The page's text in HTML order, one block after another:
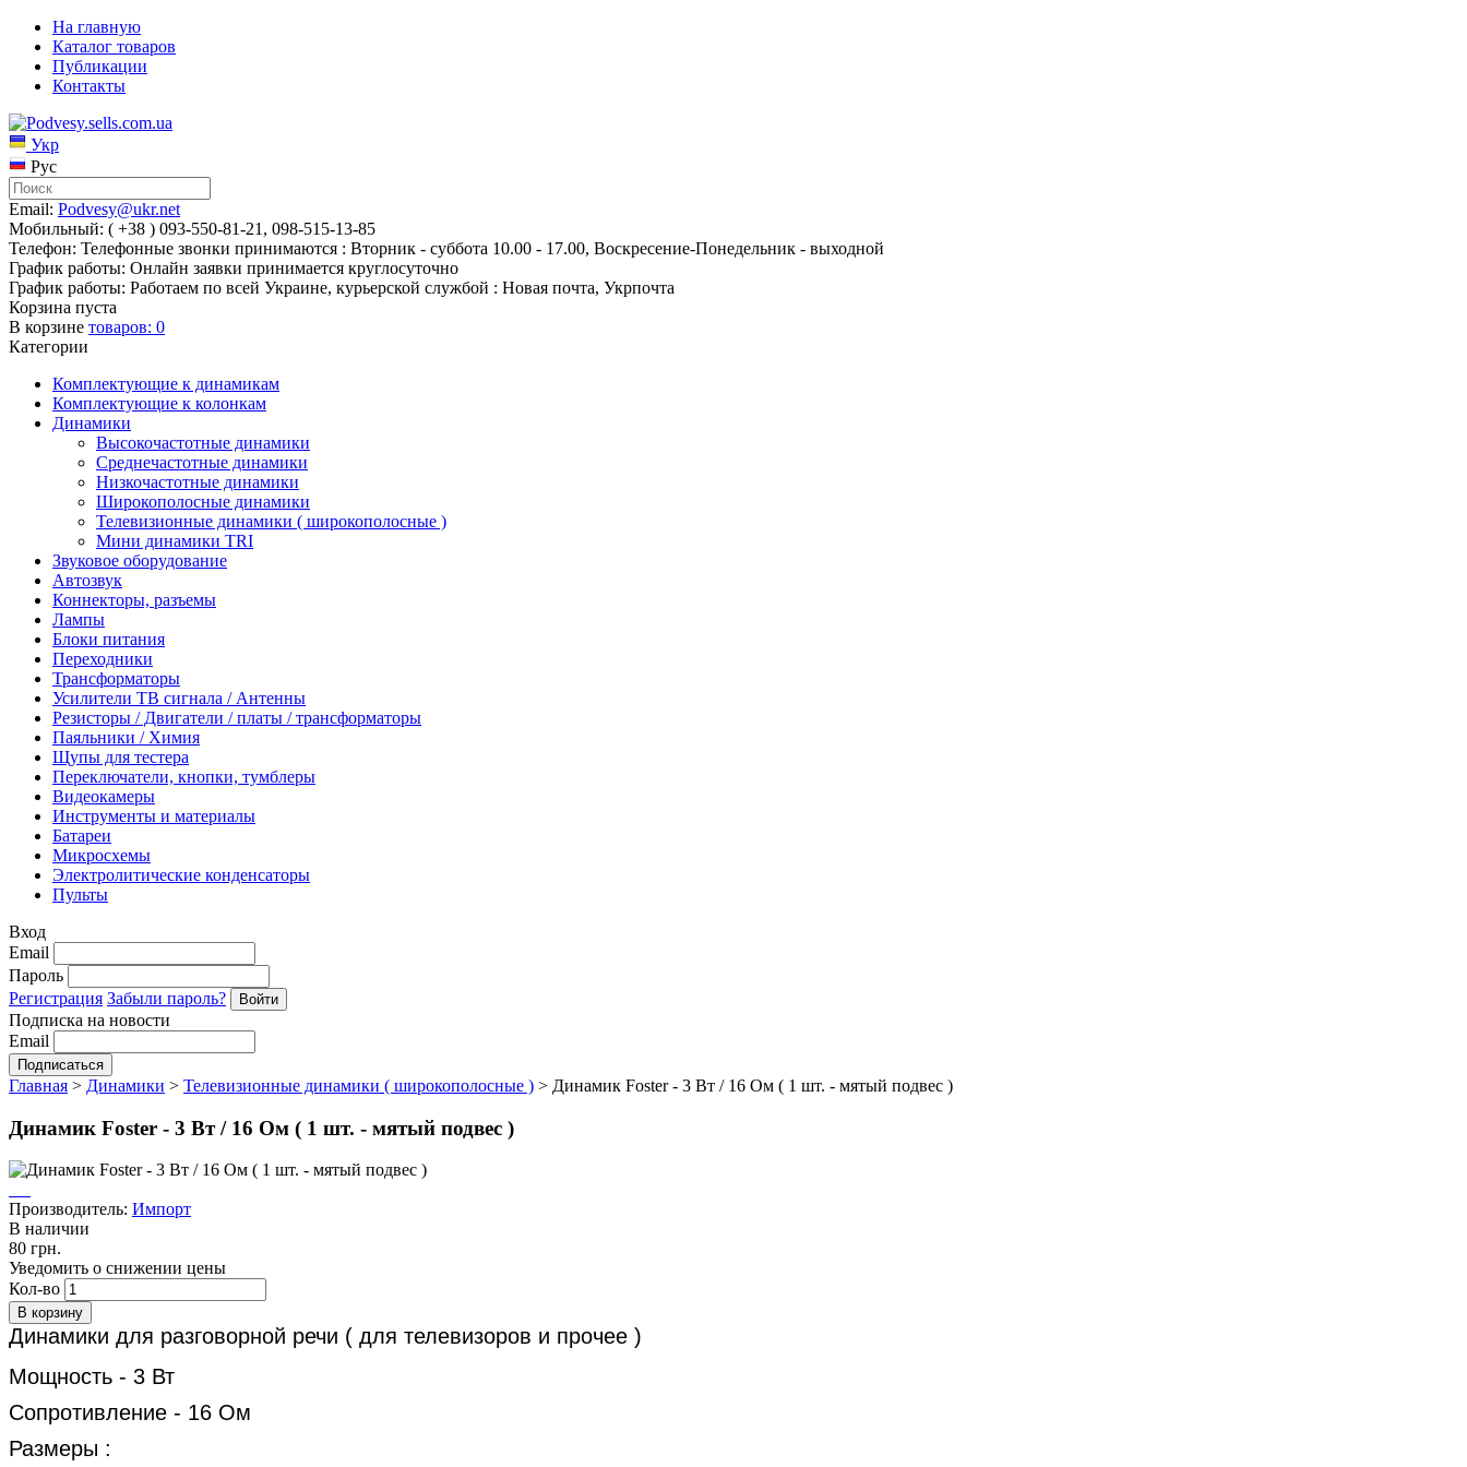
На главную
Каталог товаров
Публикации
Контакты
Укр
Рус
Email: Podvesy@ukr.net
Мобильный: ( +38 ) 093-550-81-21, 098-515-13-85
Телефон: Телефонные звонки принимаются : Вторник - суббота 10.00 - 17.00, Воскресение-Понедельник - выходной
График работы: Онлайн заявки принимается круглосуточно
График работы: Работаем по всей Украине, курьерской службой : Новая почта, Укрпочта
Корзина пуста
В корзине товаров: 0
Категории
Комплектующие к динамикам
Комплектующие к колонкам
Динамики
Высокочастотные динамики
Среднечастотные динамики
Низкочастотные динамики
Широкополосные динамики
Телевизионные динамики ( широкополосные )
Мини динамики TRI
Звуковое оборудование
Автозвук
Коннекторы, разъемы
Лампы
Блоки питания
Переходники
Трансформаторы
Усилители ТВ сигнала / Антенны
Резисторы / Двигатели / платы / трансформаторы
Паяльники / Химия
Щупы для тестера
Переключатели, кнопки, тумблеры
Видеокамеры
Инструменты и материалы
Батареи
Микросхемы
Электролитические конденсаторы
Пульты
Вход
Email
Пароль
Регистрация Забыли пароль?
Подписка на новости
Email
Главная > Динамики > Телевизионные динамики ( широкополосные ) > Динамик Foster - 3 Вт / 16 Ом ( 1 шт. - мятый подвес )
Динамик Foster - 3 Вт / 16 Ом ( 1 шт. - мятый подвес )
Производитель: Импорт
В наличии
80 грн.
Уведомить о снижении цены
Кол-во
Динамики для разговорной речи ( для телевизоров и прочее )
Мощность - 3 Вт
Сопротивление - 16 Ом
Размеры :